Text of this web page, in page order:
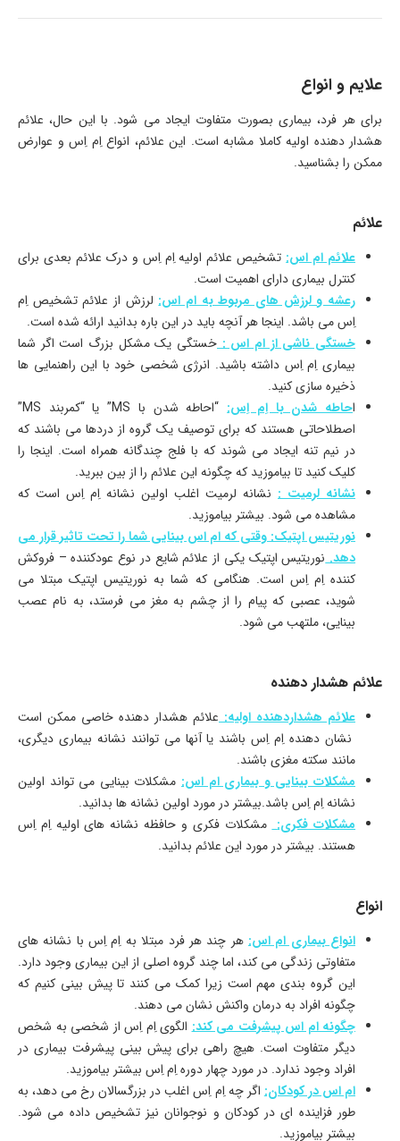
علایم و انواع
برای هر فرد، بیماری بصورت متفاوت ایجاد می شود. با این حال، علائم
هشدار دهنده اولیه کاملا مشابه است. این علائم، انواع اِم اِس و عوارض
ممکن را بشناسید.
علائم
علائم ام اس:تشخیص علائم اولیه اِم اِس و درک علائم بعدی برای
کنترل بیماری دارای اهمیت است.
رعشه و لرزش های مربوط به ام اس:لرزش از علائم تشخیص اِم
اِس می باشد. اینجا هر آنچه باید در این باره بدانید ارائه شده است.
خستگی ناشی از ام اس :خستگی یک مشکل بزرگ است اگر شما
بیماری اِم اِس داشته باشید. انرژی شخصی خود با این راهنمایی ها
ذخیره سازی کنید.
احاطه شدن با اِم اِس:
“احاطه شدن با MS” یا “کمربند MS”
اصطلاحاتی هستند که برای توصیف یک گروه از دردها می باشند که
در نیم تنه ایجاد می شوند که با فلج چندگانه همراه است. اینجا را
کلیک کنید تا بیاموزید که چگونه این علائم را از بین ببرید.
نشانه لرمیت : نشانه لرمیت اغلب اولین نشانه اِم اِس است که
مشاهده می شود. بیشتر بیاموزید.
نوریتیس اپتیک: وقتی که ام اس بینایی شما را تحت تاثیر قرار می
دهد.نوریتیس اپتیک یکی از علائم شایع در نوع عودکننده – فروکش
کننده اِم اِس است. هنگامی که شما به نوریتیس اپتیک مبتلا می
شوید، عصبی که پیام را از چشم به مغز می فرستد، به نام عصب
بینایی، ملتهب می شود.
علائم هشدار دهنده
علائم هشداردهنده اولیه:علائم هشدار دهنده خاصی ممکن است
نشان دهنده اِم اِس باشند یا آنها می توانند نشانه بیماری دیگری،
مانند سکته مغزی باشند.
مشکلات بینایی و بیماری ام اس: مشکلات بینایی می تواند اولین
نشانه اِم اِس باشد.بیشتر در مورد اولین نشانه ها بدانید.
مشکلات فکری: مشکلات فکری و حافظه نشانه های اولیه اِم اِس
هستند. بیشتر در مورد این علائم بدانید.
انواع
انواع بیماری ام اس: هر چند هر فرد مبتلا به اِم اِس با نشانه های
متفاوتی زندگی می کند، اما چند گروه اصلی از این بیماری وجود دارد.
این گروه بندی مهم است زیرا کمک می کنند تا پیش بینی کنیم که
چگونه افراد به درمان واکنش نشان می دهند.
چگونه ام اس پیشرفت می کند:الگوی اِم اِس از شخصی به شخص
دیگر متفاوت است. هیچ راهی برای پیش بینی پیشرفت بیماری در
افراد وجود ندارد. در مورد چهار دوره اِم اِس بیشتر بیاموزید.
ام اس در کودکان:اگر چه اِم اِس اغلب در بزرگسالان رخ می دهد، به
طور فزاینده ای در کودکان و نوجوانان نیز تشخیص داده می شود.
بیشتر بیاموزید.